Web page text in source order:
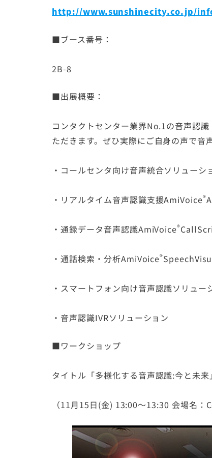
http://www.sunshinecity.co.jp/
■ブース番号：
2B-8
■出展概要：
コンタクトセンター業界No.1の音声認
ただきます。ぜひ実際にご自身の声で音
・コールセンタ向け音声統合ソリューシ
・リアルタイム音声認識支援AmiVoice®
・通録データ音声認識AmiVoice®
・通話検索・分析AmiVoice®
・スマートフォン向け音声認識ソリュー
・音声認識IVRソリューション
■ワークショップ
タイトル「多様化する音声認識:今と未来」
（11月15日(金) 13:00～13:30 会場名：